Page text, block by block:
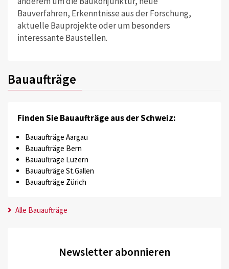
Bauverfahren, Erkenntnisse aus der Forschung,
aktuelle Bauprojekte oder um besonders
interessante Baustellen.
Bauaufträge
Finden Sie Bauaufträge aus der Schweiz:
Bauaufträge Aargau
Bauaufträge Bern
Bauaufträge Luzern
Bauaufträge St.Gallen
Bauaufträge Zürich
Alle Bauaufträge
Newsletter abonnieren